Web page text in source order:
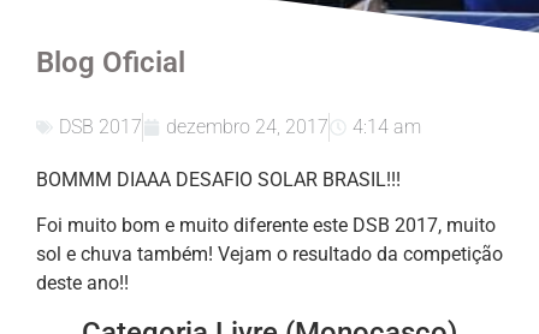
Blog Oficial
DSB 2017 dezembro 24, 2017 4:14 am
BOMMM DIAAA DESAFIO SOLAR BRASIL!!!
Foi muito bom e muito diferente este DSB 2017, muito
sol e chuva também! Vejam o resultado da competição
deste ano!!